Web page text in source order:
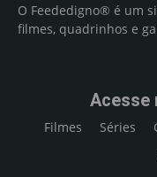
O Feededigno® é um
filmes, quadrinhos e
Acesse
Filmes Séries